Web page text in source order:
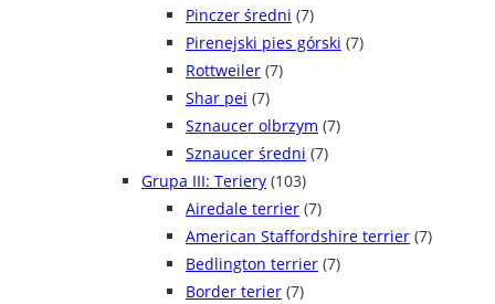
Pinczer średni (7)
Pirenejski pies górski (7)
Rottweiler (7)
Shar pei (7)
Sznaucer olbrzym (7)
Sznaucer średni (7)
Grupa III: Teriery (103)
Airedale terrier (7)
American Staffordshire terrier (7)
Bedlington terrier (7)
Border terier (7)